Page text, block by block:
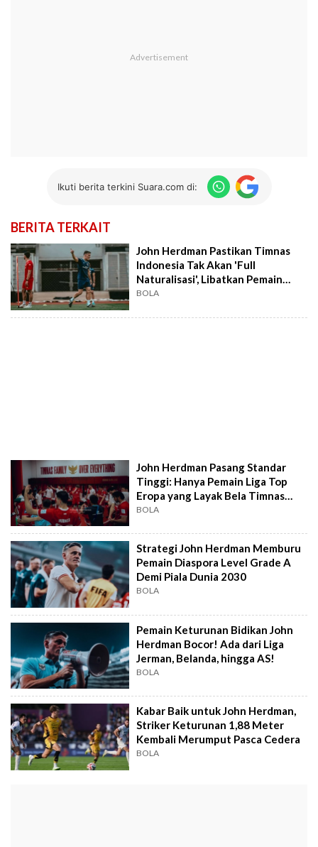
Ikuti berita terkini Suara.com di:
BERITA TERKAIT
John Herdman Pastikan Timnas
Indonesia Tak Akan 'Full
Naturalisasi', Libatkan Pemain
Lokal Potensial
BOLA
John Herdman Pasang Standar
Tinggi: Hanya Pemain Liga Top
Eropa yang Layak Bela Timnas
Indonesia!
BOLA
Strategi John Herdman Memburu
Pemain Diaspora Level Grade A
Demi Piala Dunia 2030
BOLA
Pemain Keturunan Bidikan John
Herdman Bocor! Ada dari Liga
Jerman, Belanda, hingga AS!
BOLA
Kabar Baik untuk John Herdman,
Striker Keturunan 1,88 Meter
Kembali Merumput Pasca Cedera
BOLA